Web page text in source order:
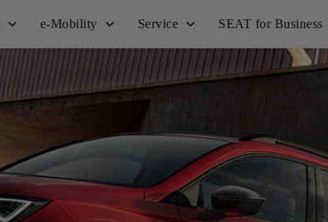
e-Mobility Service SEAT for Business